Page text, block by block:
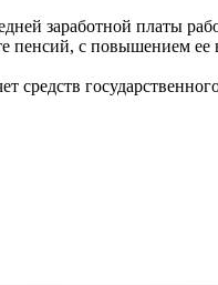
заработной платы
пенсий, с повышением
средств